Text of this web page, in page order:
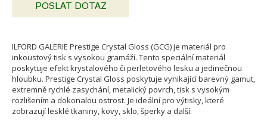
POSLAT DOTAZ
ILFORD GALERIE Prestige Crystal Gloss (GCG) je materiál pro
inkoustový tisk s vysokou gramáží. Tento speciální materiál
poskytuje efekt krystalového či perletového lesku a jedinečnou
hloubku. Prestige Crystal Gloss poskytuje vynikající barevný gamut,
extremně rychlé zasychání, metalický povrch, tisk s vysokým
rozlišením a dokonalou ostrost. Je ideální pro výtisky, které
zobrazují lesklé tkaniny, kovy, sklo, šperky a další.